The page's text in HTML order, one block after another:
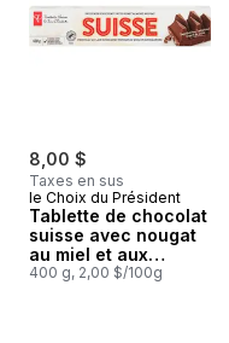
8,00 $
Taxes en sus
le Choix du Président
Tablette de chocolat
suisse avec nougat
au miel et aux
amandes
400 g, 2,00 $/100g